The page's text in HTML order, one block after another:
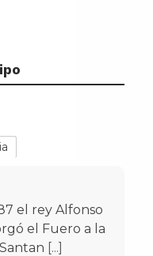
el rey Alfonso
el Fuero a la
[...]